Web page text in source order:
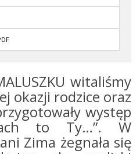
witaliśmy
okazji rodzice oraz
występ
to Ty…”. W
Zima żegnała się